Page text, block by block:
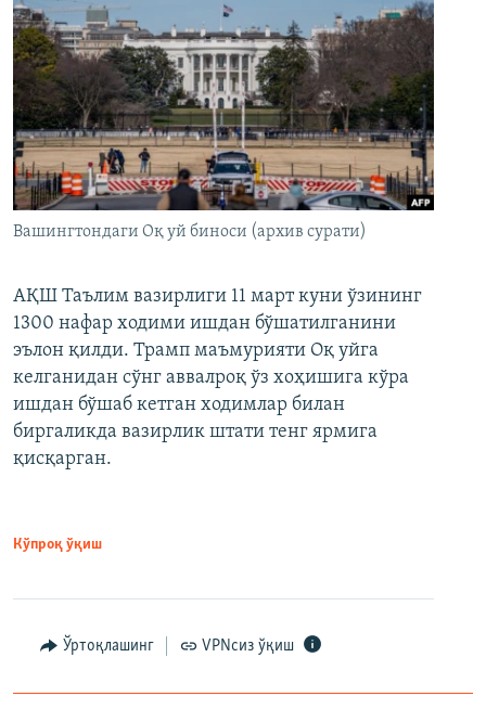
Вашингтондаги Оқ уй биноси (архив сурати)
АҚШ Таълим вазирлиги 11 март куни ўзининг
1300 нафар ходими ишдан бўшатилганини
эълон қилди. Трамп маъмурияти Оқ уйга
келганидан сўнг аввалроқ ўз хоҳишига кўра
ишдан бўшаб кетган ходимлар билан
биргаликда вазирлик штати тенг ярмига
қисқарган.
Кўпроқ ўқиш
Ўртоқлашинг VPNсиз ўқиш